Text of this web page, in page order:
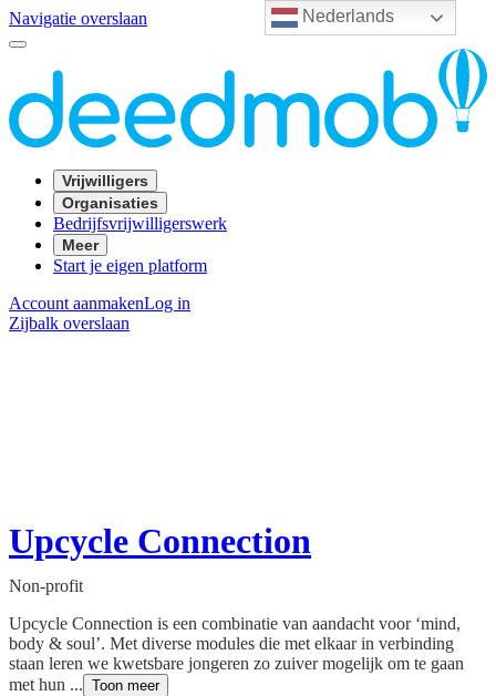
Nederlands
Navigatie overslaan
Vrijwilligers
Organisaties
Bedrijfsvrijwilligerswerk
Meer
Start je eigen platform
Account aanmakenLog in
Zijbalk overslaan
Upcycle Connection
Non-profit
Upcycle Connection is een combinatie van aandacht voor ‘mind,
body & soul’. Met diverse modules die met elkaar in verbinding
staan leren we kwetsbare jongeren zo zuiver mogelijk om te gaan
met hun ... Toon meer